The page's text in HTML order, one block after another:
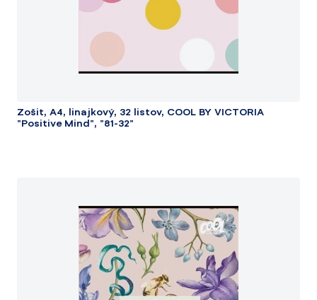
Zošit, A4, linajkový, 32 listov, COOL BY VICTORIA
"Positive Mind", "81-32"